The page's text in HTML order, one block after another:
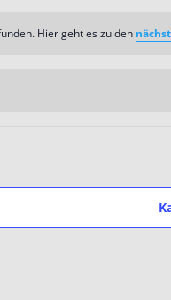
Hier geht es zu den